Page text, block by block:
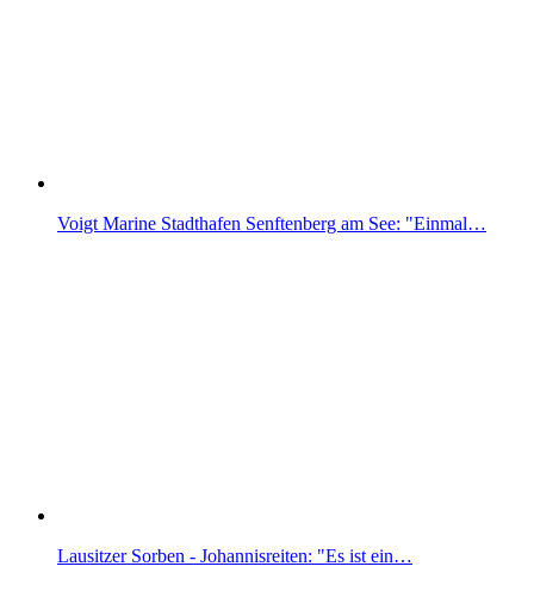
Voigt Marine Stadthafen Senftenberg am See: "Einmal…
Lausitzer Sorben - Johannisreiten: "Es ist ein…